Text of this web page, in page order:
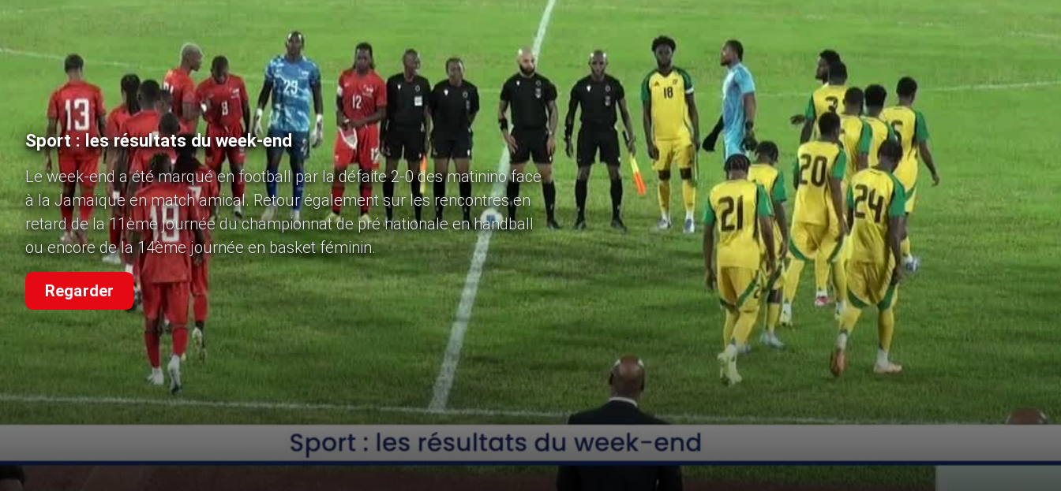
Sport : les résultats du week-end
Le week-end a été marqué en football par la défaite 2-0 des matinino face
à la Jamaïque en match amical. Retour également sur les rencontres en
retard de la 11ème journée du championnat de pré nationale en handball
ou encore de la 14ème journée en basket féminin.
Regarder